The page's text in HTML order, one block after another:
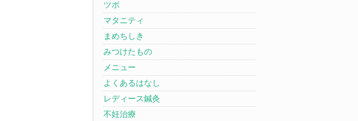
ツボ
マタニティ
まめちしき
みつけたもの
メニュー
よくあるはなし
レディース鍼灸
不妊治療